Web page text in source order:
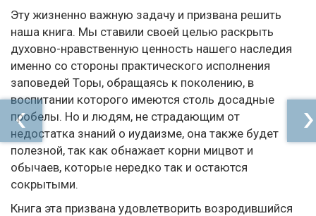
Эту жизненно важную задачу и призвана решить
наша книга. Мы ставили своей целью раскрыть
духовно-нравственную ценность нашего наследия
именно со стороны практического исполнения
заповедей Торы, обращаясь к поколению, в
воспитании которого имеются столь досадные
пробелы. Но и людям, не страдающим от
недостатка знаний о иудаизме, она также будет
полезной, так как обнажает корни мицвот и
обычаев, которые нередко так и остаются
сокрытыми.
Книга эта призвана удовлетворить возродившийся